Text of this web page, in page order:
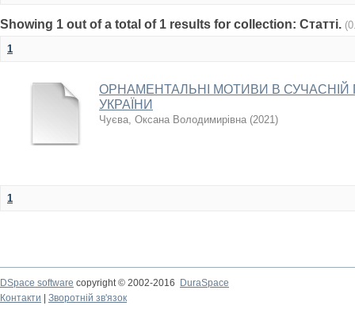
Showing 1 out of a total of 1 results for collection: Статті.
1
ОРНАМЕНТАЛЬНІ МОТИВИ В СУЧАСНІЙ
УКРАЇНИ
Чуєва, Оксана Володимирівна (2021)
1
DSpace software copyright © 2002-2016
DuraSpace
Контакти
Зворотній зв'язок